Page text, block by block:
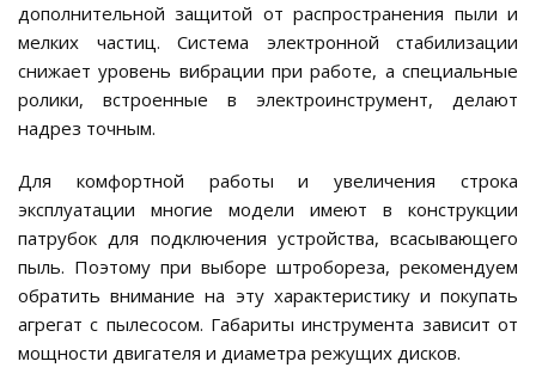
дополнительной защитой от распространения пыли и
мелких частиц. Система электронной стабилизации
снижает уровень вибрации при работе, а специальные
ролики, встроенные в электроинструмент, делают
надрез точным.
Для комфортной работы и увеличения строка
эксплуатации многие модели имеют в конструкции
патрубок для подключения устройства, всасывающего
пыль. Поэтому при выборе штробореза, рекомендуем
обратить внимание на эту характеристику и покупать
агрегат с пылесосом. Габариты инструмента зависит от
мощности двигателя и диаметра режущих дисков.